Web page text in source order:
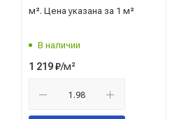
м². Цена указана за 1 м²
В наличии
1 219₽/м²